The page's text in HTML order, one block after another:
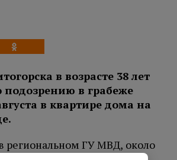
в возрасте 38 лет
подозрению в грабеже
в квартире дома на
региональном ГУ МВД, около